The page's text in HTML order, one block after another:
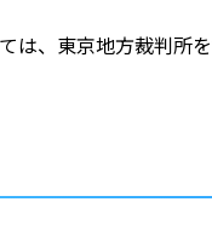
は、東京地方裁判所